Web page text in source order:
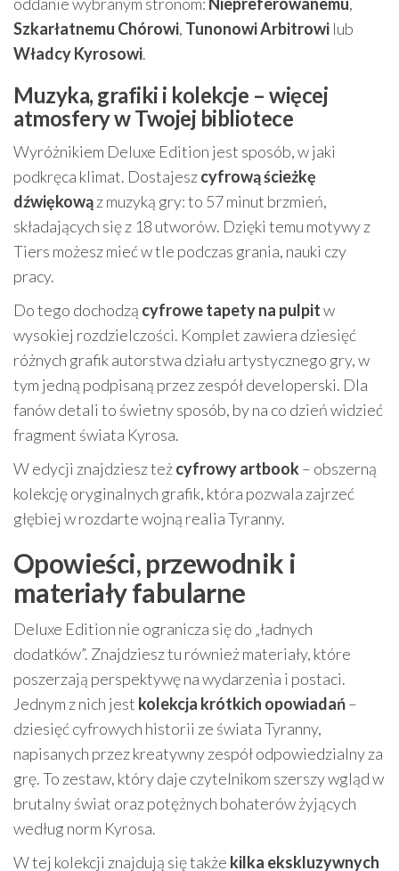
Szkarłatnemu Chórowi, Tunonowi Arbitrowi lub
Władcy Kyrosowi.
Muzyka, grafiki i kolekcje – więcej
atmosfery w Twojej bibliotece
Wyróżnikiem Deluxe Edition jest sposób, w jaki
podkręca klimat. Dostajeszcyfrową ścieżkę
dźwiękowąz muzyką gry: to 57 minut brzmień,
składających się z 18 utworów. Dzięki temu motywy z
Tiers możesz mieć w tle podczas grania, nauki czy
pracy.
Do tego dochodzą cyfrowe tapety na pulpitw
wysokiej rozdzielczości. Komplet zawiera dziesięć
różnych grafik autorstwa działu artystycznego gry, w
tym jedną podpisaną przez zespół developerski. Dla
fanów detali to świetny sposób, by na co dzień widzieć
fragment świata Kyrosa.
W edycji znajdziesz teżcyfrowy artbook– obszerną
kolekcję oryginalnych grafik, która pozwala zajrzeć
głębiej w rozdarte wojną realia Tyranny.
Opowieści, przewodnik i
materiały fabularne
Deluxe Edition nie ogranicza się do „ładnych
dodatków”. Znajdziesz tu również materiały, które
poszerzają perspektywę na wydarzenia i postaci.
Jednym z nich jest kolekcja krótkich opowiadań–
dziesięć cyfrowych historii ze świata Tyranny,
napisanych przez kreatywny zespół odpowiedzialny za
grę. To zestaw, który daje czytelnikom szerszy wgląd w
brutalny świat oraz potężnych bohaterów żyjących
według norm Kyrosa.
W tej kolekcji znajdują się także kilka ekskluzywnych